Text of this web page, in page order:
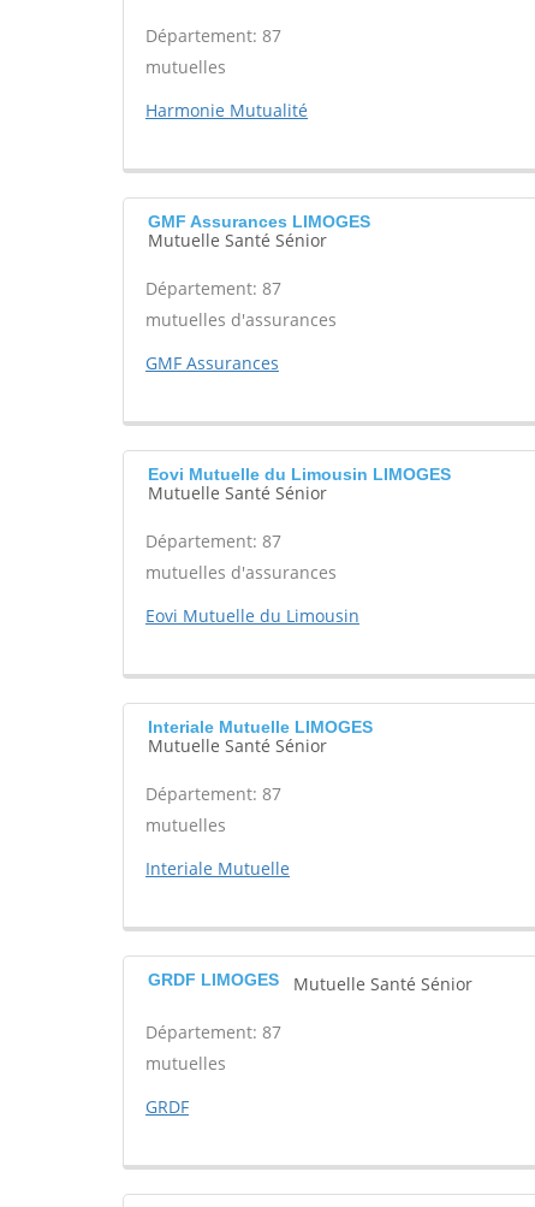
Département: 87
mutuelles
Harmonie Mutualité
GMF Assurances LIMOGES
Mutuelle Santé Sénior
Département: 87
mutuelles d'assurances
GMF Assurances
Eovi Mutuelle du Limousin LIMOGES
Mutuelle Santé Sénior
Département: 87
mutuelles d'assurances
Eovi Mutuelle du Limousin
Interiale Mutuelle LIMOGES
Mutuelle Santé Sénior
Département: 87
mutuelles
Interiale Mutuelle
GRDF LIMOGES Mutuelle Santé Sénior
Département: 87
mutuelles
GRDF